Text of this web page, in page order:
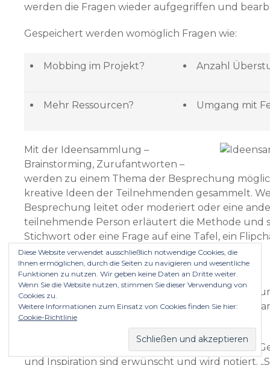
werden die Fragen wieder aufgegriffen und
Gespeichert werden womöglich Fragen wie:
Mobbing im Projekt? Anzahl
Mehr Ressourcen? Umgang mit
Mit der Ideensammlung –
Brainstorming, Zurufantworten –
werden zu einem Thema der Besprechung
kreative Ideen der Teilnehmenden gesammelt.
Besprechung leitet oder moderiert oder eine
teilnehmende Person erläutert die Methode und
Stichwort oder eine Frage auf eine Tafel, ein
Tageslichtprojektor oder eine papierbespannte
Moderationswand.
Die Teilnehmenden rufen ihre spontanen Ideen
der sammelnden Person zu, die sie für alle
aufschreibt, und beachten dabei drei Regeln:
Ausnahmslos jede Idee und Assoziation, jeder
und Inspiration sind erwünscht und wird notiert.
Diese Website verwendet ausschließlich notwendige Cookies, die
Ihnen ermöglichen, durch die Seiten zu navigieren und wesentliche
Funktionen zu nutzen. Wir geben keine Daten an Dritte weiter.
Wenn Sie die Website nutzen, stimmen Sie dieser Verwendung von
Cookies zu.
Weitere Informationen zum Einsatz von Cookies finden Sie hier:
Cookie-Richtlinie